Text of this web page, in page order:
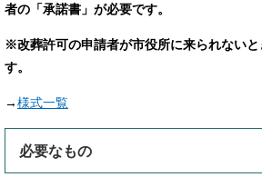
者の「承諾書」が必要です。
※改葬許可の申請者が市役所に来られない
す。
→様式一覧
必要なもの